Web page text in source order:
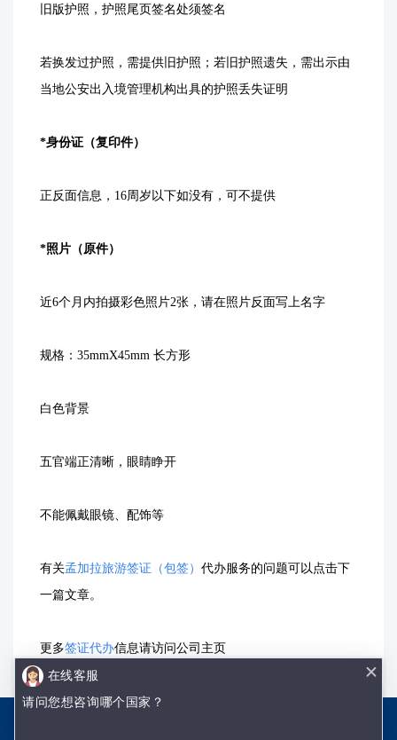
旧版护照，护照尾页签名处须签名
若换发过护照，需提供旧护照；若旧护照遗失，需出示由
当地公安出入境管理机构出具的护照丢失证明
*身份证（复印件）
正反面信息，16周岁以下如没有，可不提供
*照片（原件）
近6个月内拍摄彩色照片2张，请在照片反面写上名字
规格：35mmX45mm 长方形
白色背景
五官端正清晰，眼睛睁开
不能佩戴眼镜、配饰等
有关孟加拉旅游签证（包签） 代办服务的问题可以点击下
一篇文章。
更多签证代办信息请访问公司主页
在线客服
请问您想咨询哪个国家？